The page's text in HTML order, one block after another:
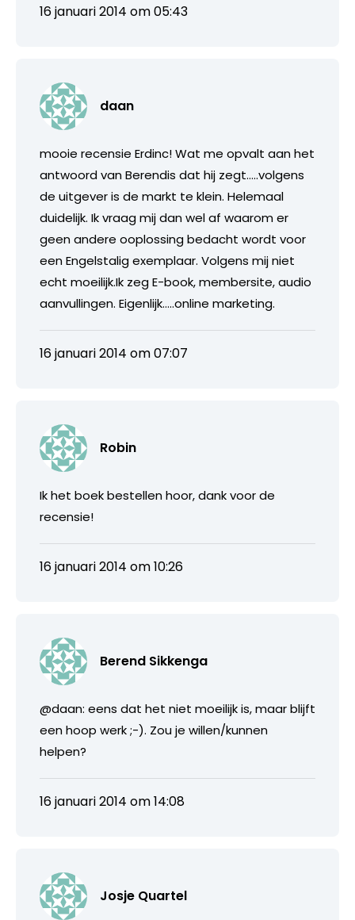
16 januari 2014 om 05:43
daan
mooie recensie Erdinc! Wat me opvalt aan het
antwoord van Berendis dat hij zegt…..volgens
de uitgever is de markt te klein. Helemaal
duidelijk. Ik vraag mij dan wel af waarom er
geen andere ooplossing bedacht wordt voor
een Engelstalig exemplaar. Volgens mij niet
echt moeilijk.Ik zeg E-book, membersite, audio
aanvullingen. Eigenlijk…..online marketing.
16 januari 2014 om 07:07
Robin
Ik het boek bestellen hoor, dank voor de
recensie!
16 januari 2014 om 10:26
Berend Sikkenga
@daan: eens dat het niet moeilijk is, maar blijft
een hoop werk ;-). Zou je willen/kunnen
helpen?
16 januari 2014 om 14:08
Josje Quartel